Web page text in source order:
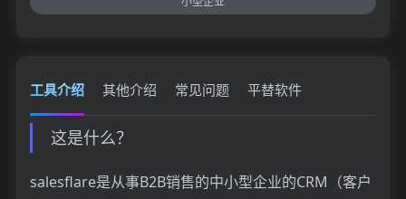
工具介绍 其他介绍 常见问题 平替软件
这是什么？
salesflare是从事B2B销售的中小型企业的CRM（客户